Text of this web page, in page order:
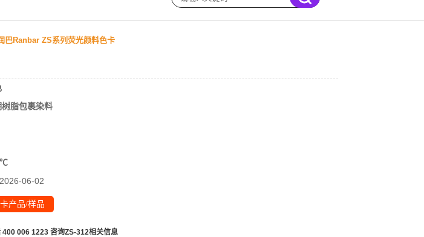
巴Ranbar ZS系列荧光颜料色卡
树脂包裹染料
2026-06-02
产品/样品
400 006 1223 咨询ZS-312相关信息